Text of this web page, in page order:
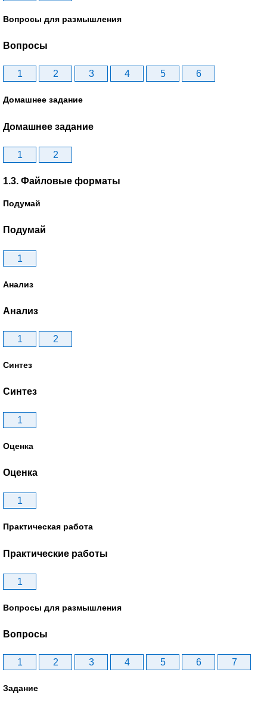
Вопросы для размышления
Вопросы
1 2 3 4 5 6
Домашнее задание
Домашнее задание
1 2
1.3. Файловые форматы
Подумай
Подумай
1
Анализ
Анализ
1 2
Синтез
Синтез
1
Оценка
Оценка
1
Практическая работа
Практические работы
1
Вопросы для размышления
Вопросы
1 2 3 4 5 6 7
Задание